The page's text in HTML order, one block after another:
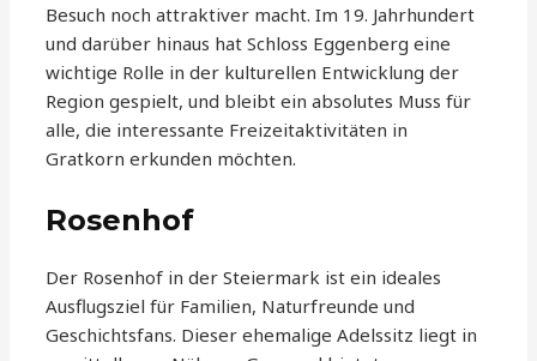
Besuch noch attraktiver macht. Im 19. Jahrhundert
und darüber hinaus hat Schloss Eggenberg eine
wichtige Rolle in der kulturellen Entwicklung der
Region gespielt, und bleibt ein absolutes Muss für
alle, die interessante Freizeitaktivitäten in
Gratkorn erkunden möchten.
Rosenhof
Der Rosenhof in der Steiermark ist ein ideales
Ausflugsziel für Familien, Naturfreunde und
Geschichtsfans. Dieser ehemalige Adelssitz liegt in